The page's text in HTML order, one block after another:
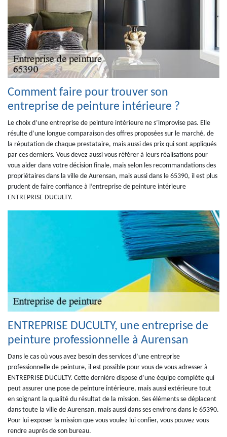
Comment faire pour trouver son
entreprise de peinture intérieure ?
Le choix d’une entreprise de peinture intérieure ne s’improvise pas. Elle
résulte d’une longue comparaison des offres proposées sur le marché, de
la réputation de chaque prestataire, mais aussi des prix qui sont appliqués
par ces derniers. Vous devez aussi vous référer à leurs réalisations pour
vous aider dans votre décision finale, mais selon les recommandations des
propriétaires dans la ville de Aurensan, mais aussi dans le 65390, il est plus
prudent de faire confiance à l’entreprise de peinture intérieure
ENTREPRISE DUCULTY.
ENTREPRISE DUCULTY, une entreprise de
peinture professionnelle à Aurensan
Dans le cas où vous avez besoin des services d’une entreprise
professionnelle de peinture, il est possible pour vous de vous adresser à
ENTREPRISE DUCULTY. Cette dernière dispose d’une équipe complète qui
peut assurer une pose de peinture intérieure, mais aussi extérieure tout
en soignant la qualité du résultat de la mission. Ses éléments se déplacent
dans toute la ville de Aurensan, mais aussi dans ses environs dans le 65390.
Pour lui exposer la mission que vous voulez lui confier, vous pouvez vous
rendre auprès de son bureau.